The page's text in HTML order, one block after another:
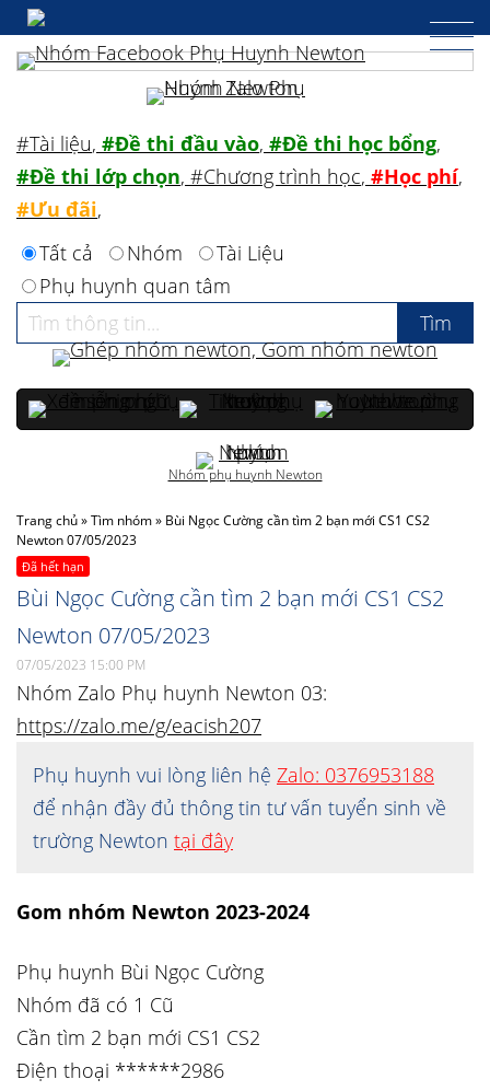
Trang chủ»Tìm nhóm» Bùi Ngọc Cường cần tìm 2 bạn mới CS1 CS2
Newton 07/05/2023
Đã hết hạn
Bùi Ngọc Cường cần tìm 2 bạn mới CS1 CS2
Newton 07/05/2023
07/05/2023 15:00 PM
Nhóm Zalo Phụ huynh Newton 03:
https://zalo.me/g/eacish207
Phụ huynh vui lòng liên hệ Zalo: 0376953188
để nhận đầy đủ thông tin tư vấn tuyển sinh về
trường Newton tại đây
Gom nhóm Newton 2023-2024
Phụ huynh Bùi Ngọc Cường
Nhóm đã có 1 Cũ
Cần tìm 2 bạn mới CS1 CS2
Điện thoại ******2986
#Tài liệu, #Đề thi đầu vào, #Đề thi học bổng,
#Đề thi lớp chọn, #Chương trình học, #Học phí,
#Ưu đãi,
Tất cả
Nhóm
Tài Liệu
Phụ huynh quan tâm
Nhóm phụ huynh Newton